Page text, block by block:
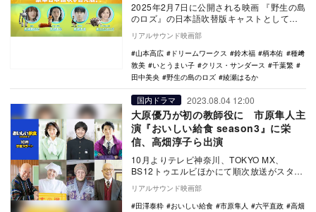
2025年2月7日に公開される映画 『野生の島
のロズ』の日本語吹替版キャストとして、
綾瀬はるか、柄本佑、鈴木福、いとうまい
子らの…
リアルサウンド映画部
山本高広
ドリームワークス 鈴木福 柄本佑
種﨑
敦美
いとうまい子 クリス・サンダース
千葉繁
田中美央
野生の島のロズ 綾瀬はるか
国内ドラマ 2023.08.04 12:00
大原優乃が初の教師役に 市原隼人主
演『おいしい給食 season3』に栄
信、高畑淳子ら出演
10月よりテレビ神奈川、TOKYO MX、
BS12トゥエルビほかにて順次放送がスター
トする市原隼人主演ドラマ『おいしい給食
se…
リアルサウンド映画部
田澤泰粋
おいしい給食 市原隼人 六平直政
高畑